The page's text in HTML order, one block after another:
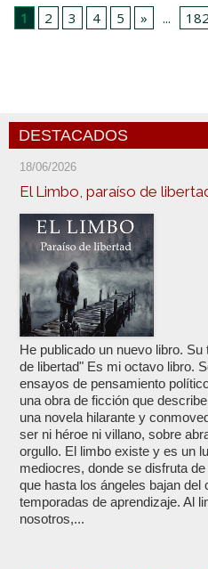
1
2 3 4 5 » ... 182
DESTACADOS
18/06/2026
El Limbo, paraíso de
He publicado un nuevo libro.
de libertad" Es mi octavo libro.
ensayos de pensamiento
una obra de ficción que
una novela hilarante y
ser ni héroe ni villano, sobre
orgullo. El limbo existe y es un
mediocres, donde se disfruta
que hasta los ángeles bajan del
temporadas de aprendizaje. Al
nosotros,...